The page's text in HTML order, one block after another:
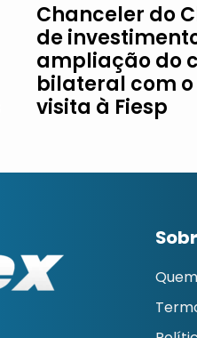
Chanceler do
de
ampliação do
bilateral com
visita à Fiesp